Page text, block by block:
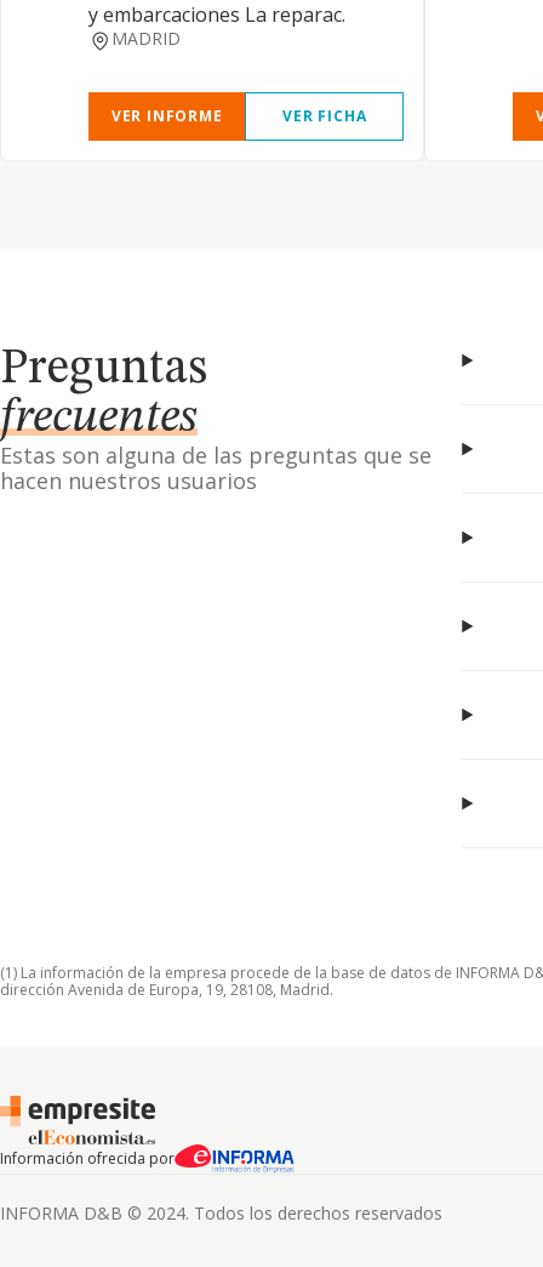
y embarcaciones La reparac.
MADRID
VER INFORME VER FICHA
Preguntas
frecuentes
Estas son alguna de las preguntas que se
hacen nuestros usuarios
(1) La información de la empresa procede de la base de datos de INFORMA
dirección Avenida de Europa, 19, 28108, Madrid.
Información ofrecida por
INFORMA D&B © 2024. Todos los derechos reservados